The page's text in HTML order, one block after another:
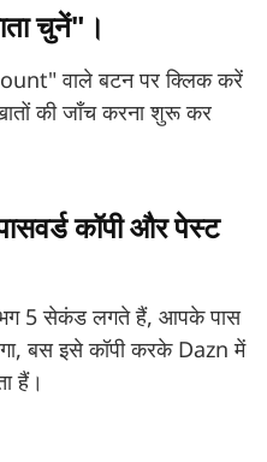
चुनें"।
वाले बटन पर क्लिक करें
की जाँच करना शुरू कर
कॉपी और पेस्ट
5 सेकंड लगते हैं, आपके पास
बस इसे कॉपी करके Dazn में
हैं।